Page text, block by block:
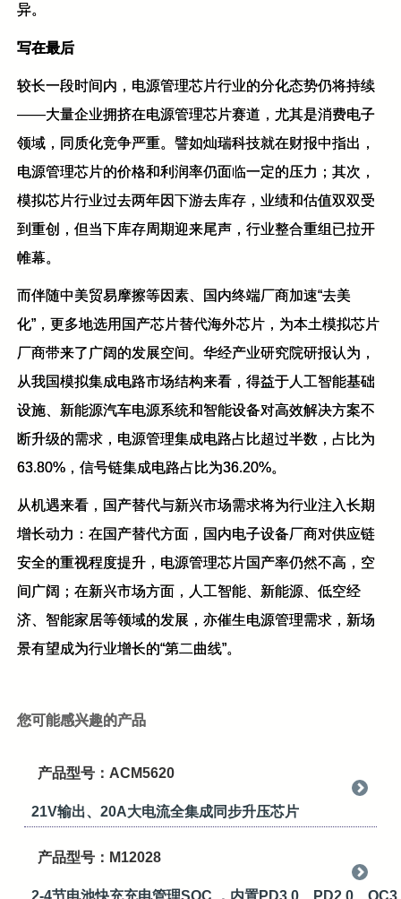
异。
写在最后
较长一段时间内，电源管理芯片行业的分化态势仍将持续
——大量企业拥挤在电源管理芯片赛道，尤其是消费电子
领域，同质化竞争严重。譬如灿瑞科技就在财报中指出，
电源管理芯片的价格和利润率仍面临一定的压力；其次，
模拟芯片行业过去两年因下游去库存，业绩和估值双双受
到重创，但当下库存周期迎来尾声，行业整合重组已拉开
帷幕。
而伴随中美贸易摩擦等因素、国内终端厂商加速“去美
化”，更多地选用国产芯片替代海外芯片，为本土模拟芯片
厂商带来了广阔的发展空间。华经产业研究院研报认为，
从我国模拟集成电路市场结构来看，得益于人工智能基础
设施、新能源汽车电源系统和智能设备对高效解决方案不
断升级的需求，电源管理集成电路占比超过半数，占比为
63.80%，信号链集成电路占比为36.20%。
从机遇来看，国产替代与新兴市场需求将为行业注入长期
增长动力：在国产替代方面，国内电子设备厂商对供应链
安全的重视程度提升，电源管理芯片国产率仍然不高，空
间广阔；在新兴市场方面，人工智能、新能源、低空经
济、智能家居等领域的发展，亦催生电源管理需求，新场
景有望成为行业增长的“第二曲线”。
您可能感兴趣的产品
产品型号：ACM5620
21V输出、20A大电流全集成同步升压芯片
产品型号：M12028
2-4节电池快充充电管理SOC ，内置PD3.0、PD2.0、